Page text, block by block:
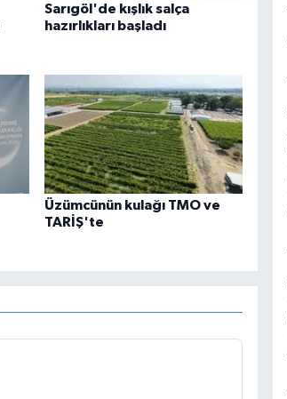
Sarıgöl'de kışlık salça
hazırlıkları başladı
Üzümcünün kulağı TMO ve
TARİŞ'te